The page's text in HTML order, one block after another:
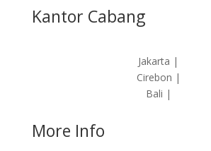
Kantor Cabang
Jakarta |
Cirebon |
Bali |
More Info